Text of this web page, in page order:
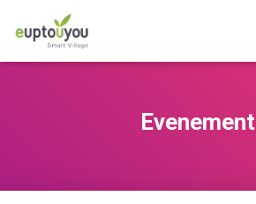
Evenement